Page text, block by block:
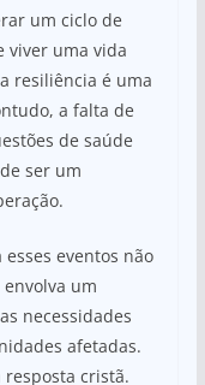
um ciclo de
viver uma vida
resiliência é uma
a falta de
de saúde
ser um
eventos não
um
necessidades
afetadas.
resposta cristã.